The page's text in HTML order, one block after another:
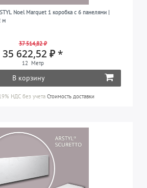
Noel Marquet 1 коробка с 6 панелями |
м
37 514,82 ₽
35 622,52 ₽ *
12 Метр
В корзину
НДС без учета Стоимость доставки